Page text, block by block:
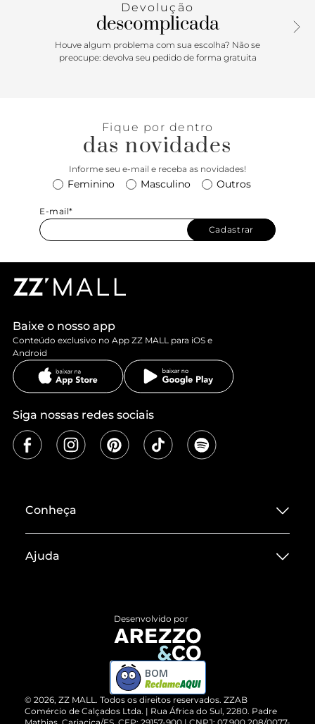
Os chinelos da coleção WISHES são por si só itens de
desejo para 2022! A coleção da ANACAPRI quer te conectar
com seus desejos, e trouxe os chinelos monocromáticos
adornados de charms, que são amuletos entre os quais
Devolução
descomplicada
Houve algum problema com sua escolha? Não se
preocupe: devolva seu pedido de forma gratuita
Fique por dentro
das novidades
Informe seu e-mail e receba as novidades!
Feminino Masculino Outros
E-mail*
Cadastrar
Baixe o nosso app
Conteúdo exclusivo no App ZZ MALL para iOS e
Android
Siga nossas redes sociais
Conheça
Termos de Uso
ZZ MALL é confiável
Cartão Presente
Ajuda
Devolução do Produto
Compre pelo WhatsApp
© 2026, ZZ MALL. Todos os direitos reservados. ZZAB
Comércio de Calçados Ltda. | Rua África do Sul, 2280. Padre
Desenvolvido por
BOM